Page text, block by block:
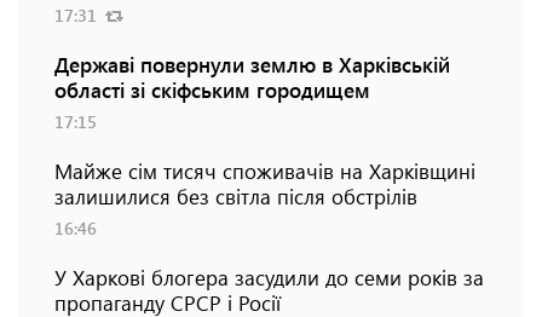
17:31
Державі повернули землю в Харківській
області зі скіфським городищем
17:15
Майже сім тисяч споживачів на Харківщині
залишилися без світла після обстрілів
16:46
У Харкові блогера засудили до семи років за
пропаганду СРСР і Росії